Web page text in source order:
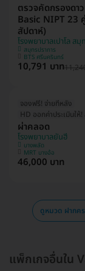
ตรวจคัดกรองดา
Basic NIPT 23
สัปดาห์)
โรงพยาบาลเปาโล สมุ
สมุทรปราการ
BTS ศรีนครินทร์
10,791 บาท
จองฟรี! จ่ายทีหลัง
ผ่าคลอด
โรงพยาบาลยันฮี
บางพลัด
MRT บางอ้อ
46,000 บาท
ดูหมวด ฝากค
แพ็กเกจอื่นใน